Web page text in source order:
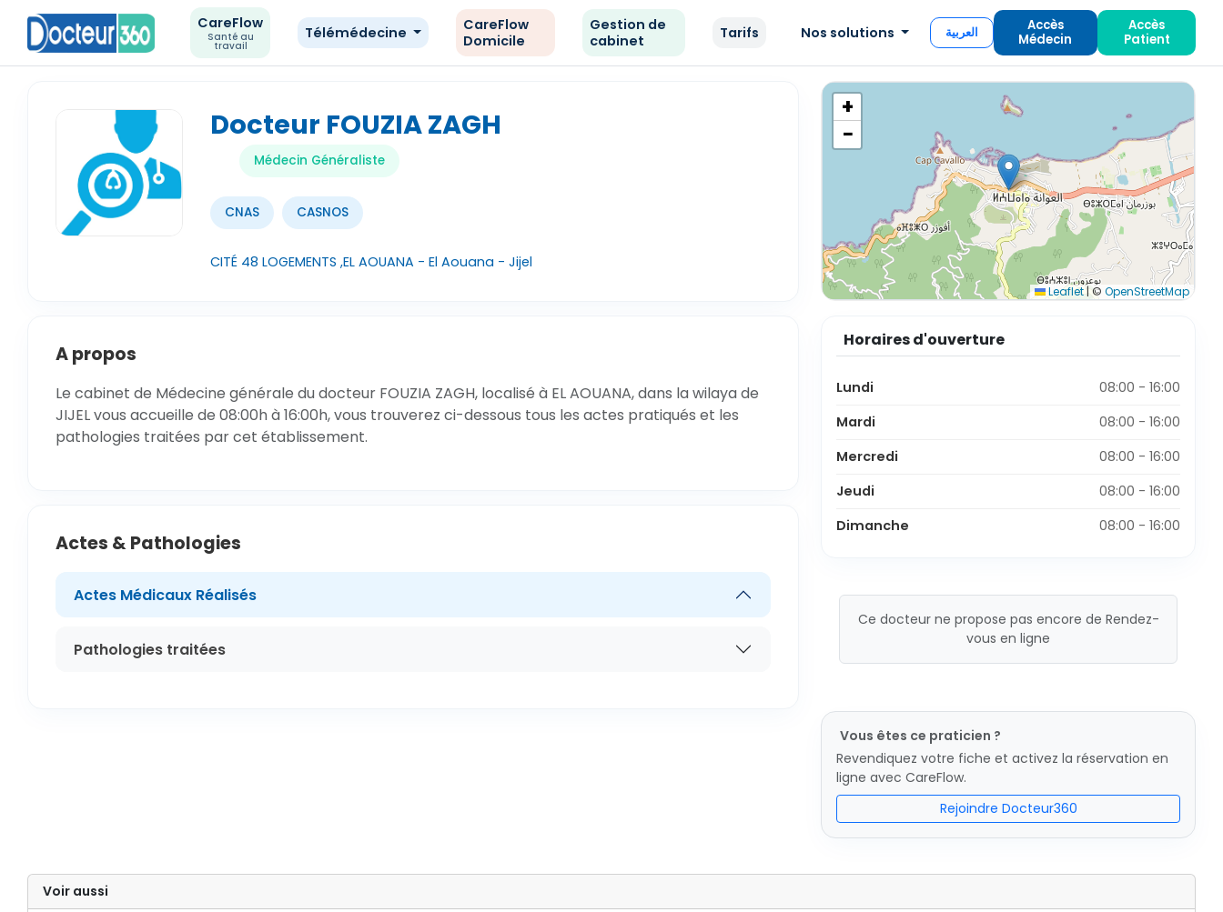
CareFlow
Santé au
travail
Télémédecine
CareFlow
Domicile
Gestion de
cabinet
Tarifs Nos solutions العربية
Accès
Médecin
Accès
Patient
Docteur FOUZIA ZAGH
Médecin Généraliste
CNAS CASNOS
CITÉ 48 LOGEMENTS ,EL AOUANA - El Aouana - Jijel
+
−
Leaflet| © OpenStreetMap
A propos
Le cabinet de Médecine générale du docteur FOUZIA ZAGH, localisé à EL AOUANA, dans la wilaya de
JIJEL vous accueille de 08:00h à 16:00h, vous trouverez ci-dessous tous les actes pratiqués et les
pathologies traitées par cet établissement.
Actes & Pathologies
Actes Médicaux Réalisés
Pathologies traitées
Horaires d'ouverture
Lundi
08:00 - 16:00
Mardi
08:00 - 16:00
Mercredi
08:00 - 16:00
Jeudi
08:00 - 16:00
Dimanche
08:00 - 16:00
Ce docteur ne propose pas encore de Rendez-
vous en ligne
Vous êtes ce praticien ?
Revendiquez votre fiche et activez la réservation en
ligne avec CareFlow.
Rejoindre Docteur360
Voir aussi